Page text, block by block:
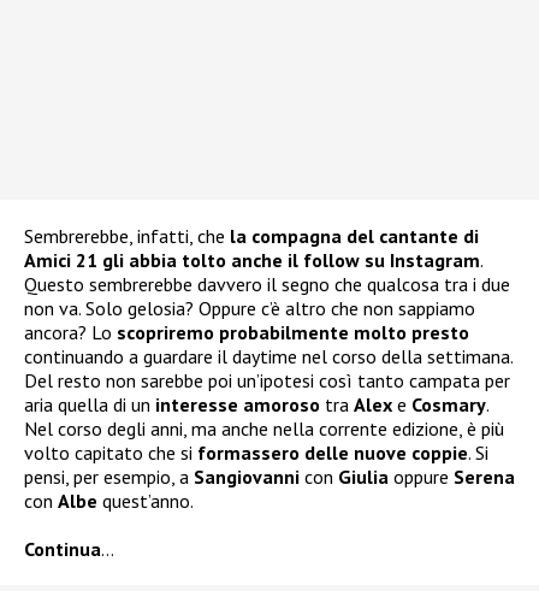
Sembrerebbe, infatti, che la compagna del cantante di
Amici 21 gli abbia tolto anche il follow su Instagram.
Questo sembrerebbe davvero il segno che qualcosa tra i due
non va. Solo gelosia? Oppure c’è altro che non sappiamo
ancora? Lo scopriremo probabilmente molto presto
continuando a guardare il daytime nel corso della settimana.
Del resto non sarebbe poi un’ipotesi così tanto campata per
aria quella di un interesse amoroso tra Alex e Cosmary.
Nel corso degli anni, ma anche nella corrente edizione, è più
volto capitato che si formassero delle nuove coppie. Si
pensi, per esempio, a Sangiovanni con Giulia oppure Serena
con Albe quest’anno.
Continua…